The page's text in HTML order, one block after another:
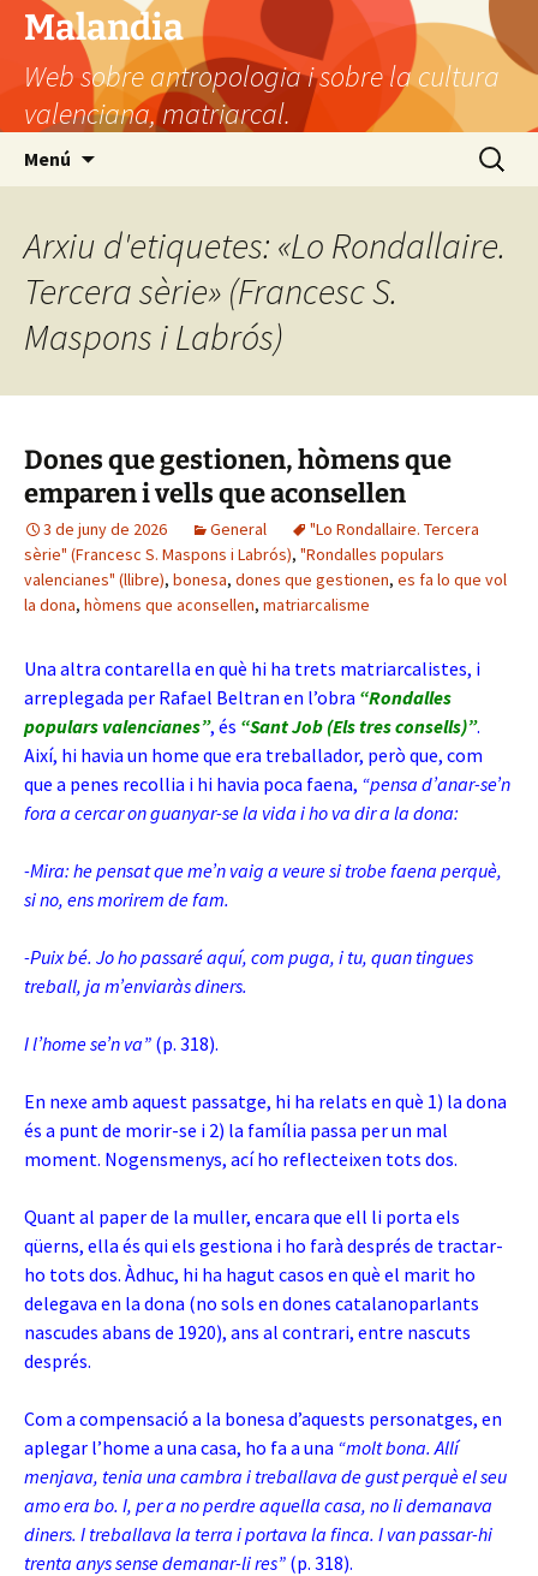
Vés
contingut
Malandia
Web sobre antropologia i sobre la cultura
valenciana, matriarcal.
Menú Cerca:
Arxiu d'etiquetes: «Lo Rondallaire.
Tercera sèrie» (Francesc S.
Maspons i Labrós)
Dones que gestionen, hòmens que
emparen i vells que aconsellen
3 de juny de 2026 General
"Lo Rondallaire. Tercera
sèrie" (Francesc S. Maspons i Labrós), "Rondalles populars
valencianes" (llibre), bonesa, dones que gestionen, es fa lo que vol
la dona, hòmens que aconsellen, matriarcalisme
Una altra contarella en què hi ha trets matriarcalistes, i
arreplegada per Rafael Beltran en l’obra “Rondalles
populars valencianes”, és “Sant Job (Els tres consells)”.
Així, hi havia un home que era treballador, però que, com
que a penes recollia i hi havia poca faena, “pensa d’anar-se’n
fora a cercar on guanyar-se la vida i ho va dir a la dona:
-Mira: he pensat que me’n vaig a veure si trobe faena perquè,
si no, ens morirem de fam.
-Puix bé. Jo ho passaré aquí, com puga, i tu, quan tingues
treball, ja m’enviaràs diners.
I l’home se’n va” (p. 318).
En nexe amb aquest passatge, hi ha relats en què 1) la dona
és a punt de morir-se i 2) la família passa per un mal
moment. Nogensmenys, ací ho reflecteixen tots dos.
Quant al paper de la muller, encara que ell li porta els
qüerns, ella és qui els gestiona i ho farà després de tractar-
ho tots dos. Àdhuc, hi ha hagut casos en què el marit ho
delegava en la dona (no sols en dones catalanoparlants
nascudes abans de 1920), ans al contrari, entre nascuts
després.
Com a compensació a la bonesa d’aquests personatges, en
aplegar l’home a una casa, ho fa a una “molt bona. Allí
menjava, tenia una cambra i treballava de gust perquè el seu
amo era bo. I, per a no perdre aquella casa, no li demanava
diners. I treballava la terra i portava la finca. I van passar-hi
trenta anys sense demanar-li res” (p. 318).